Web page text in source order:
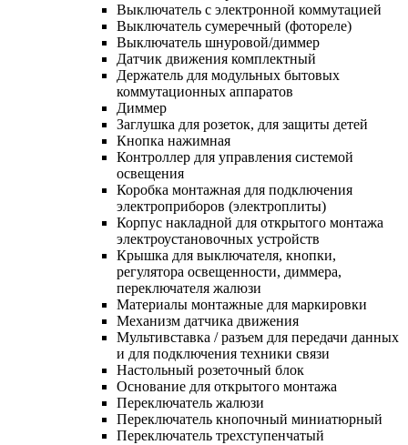
Выключатель с электронной коммутацией
Выключатель сумеречный (фотореле)
Выключатель шнуровой/диммер
Датчик движения комплектный
Держатель для модульных бытовых
коммутационных аппаратов
Диммер
Заглушка для розеток, для защиты детей
Кнопка нажимная
Контроллер для управления системой
освещения
Коробка монтажная для подключения
электроприборов (электроплиты)
Корпус накладной для открытого монтажа
электроустановочных устройств
Крышка для выключателя, кнопки,
регулятора освещенности, диммера,
переключателя жалюзи
Материалы монтажные для маркировки
Механизм датчика движения
Мультивставка / разъем для передачи данных
и для подключения техники связи
Настольный розеточный блок
Основание для открытого монтажа
Переключатель жалюзи
Переключатель кнопочный миниатюрный
Переключатель трехступенчатый